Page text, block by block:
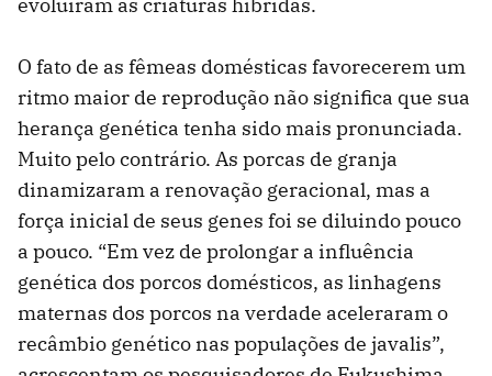
O fato de as fêmeas domésticas favorecerem um
ritmo maior de reprodução não significa que sua
herança genética tenha sido mais pronunciada.
Muito pelo contrário. As porcas de granja
dinamizaram a renovação geracional, mas a
força inicial de seus genes foi se diluindo pouco
a pouco. “Em vez de prolongar a influência
genética dos porcos domésticos, as linhagens
maternas dos porcos na verdade aceleraram o
recâmbio genético nas populações de javalis”,